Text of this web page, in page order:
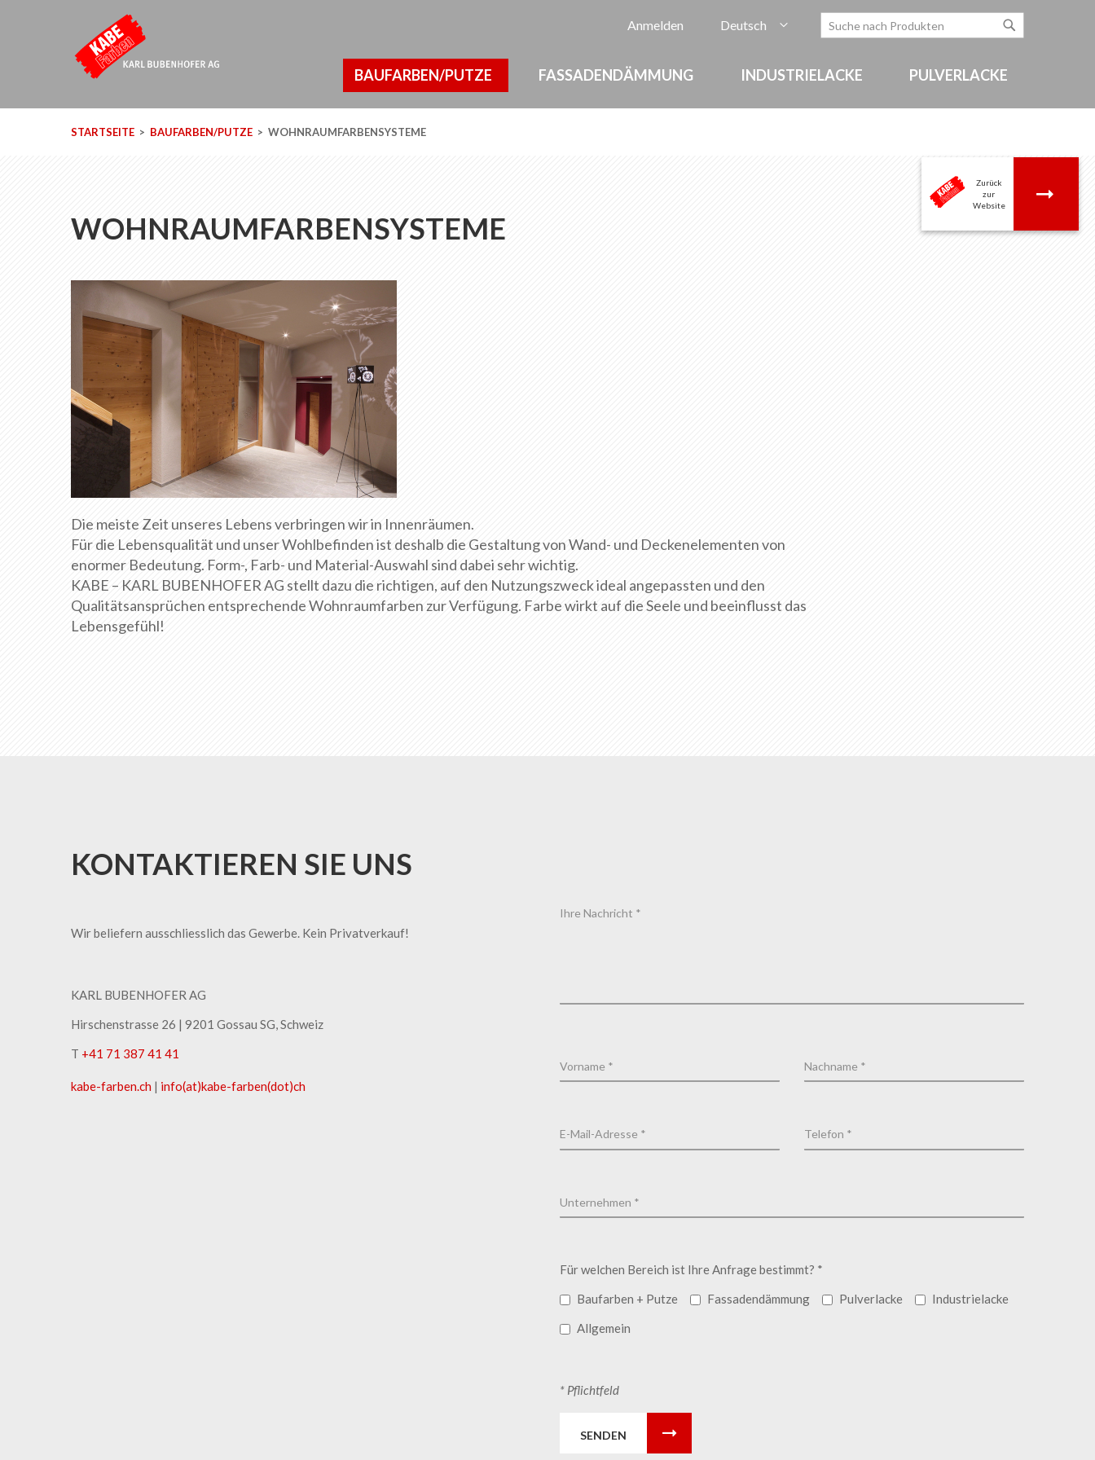
Anmelden
Deutsch
Search
Zurück
zur
Website
BAUFARBEN/PUTZE FASSADENDÄMMUNG INDUSTRIELACKE PULVERLACKE
STARTSEITE BAUFARBEN/PUTZE WOHNRAUMFARBENSYSTEME
WOHNRAUMFARBENSYSTEME
Die meiste Zeit unseres Lebens verbringen wir in Innenräumen.
Für die Lebensqualität und unser Wohlbefinden ist deshalb die Gestaltung von Wand- und Deckenelementen von
enormer Bedeutung. Form-, Farb- und Material-Auswahl sind dabei sehr wichtig.
KABE – KARL BUBENHOFER AG stellt dazu die richtigen, auf den Nutzungszweck ideal angepassten und den
Qualitätsansprüchen entsprechende Wohnraumfarben zur Verfügung. Farbe wirkt auf die Seele und beeinflusst das
Lebensgefühl!
KONTAKTIEREN SIE UNS
Wir beliefern ausschliesslich das Gewerbe. Kein Privatverkauf!
KARL BUBENHOFER AG
Hirschenstrasse 26 | ​9201 Gossau SG, Schweiz
T +41 71 387 41 41
kabe-​farben.ch | info(at)kabe-​farben(dot)ch
Für welchen Bereich ist Ihre Anfrage bestimmt? *
Baufarben + Putze
Fassadendämmung Pulverlacke
Industrielacke
Allgemein
* Pflichtfeld
SENDEN